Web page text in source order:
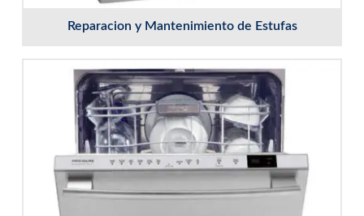
Reparacion y Mantenimiento de Estufas